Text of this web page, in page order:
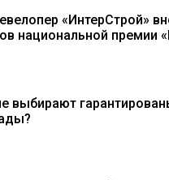
«ИнтерСтрой»
национальной премии
выбирают